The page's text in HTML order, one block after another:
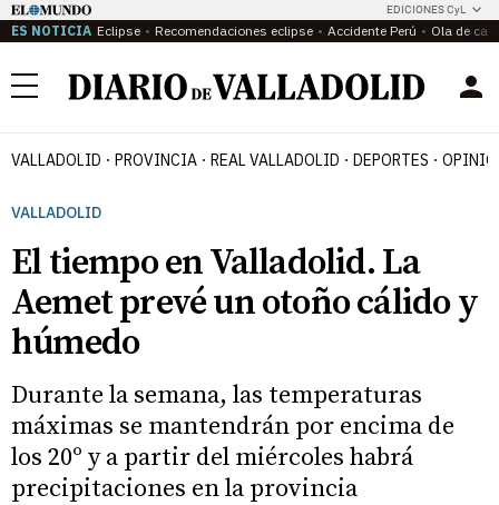
EDICIONES CyL
ES NOTICIA Eclipse Recomendaciones eclipse Accidente Perú Ola de
Menú
VALLADOLID PROVINCIA REAL VALLADOLID DEPORTES
VALLADOLID
El tiempo en Valladolid. La
Aemet prevé un otoño cálido y
húmedo
Durante la semana, las temperaturas
máximas se mantendrán por encima de
los 20º y a partir del miércoles habrá
precipitaciones en la provincia